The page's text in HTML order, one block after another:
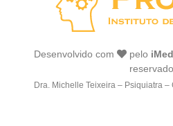
Desenvolvido com pelo
Dra. Michelle Teixeira – Psiquiatra